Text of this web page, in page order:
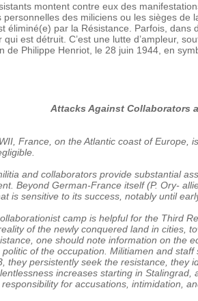
montent contre eux des
des miliciens ou les sièges de
éliminé(e) par la Résistance. Parfois, dans
est détruit. C’est une lutte d’ampleur,
de Philippe Henriot, le 28 juin 1944, en
Attacks Against Collaborators
France, on the Atlantic coast of Europe,
and collaborators provide substantial
Beyond German-France itself (P. Ory-
is sensitive to its success, notably until
camp is helpful for the Third
of the newly conquered land in cities,
one should note information on the
of the occupation. Militiamen and
they persistently seek the resistance, they
increases starting in
responsibility for accusations, intimidation,